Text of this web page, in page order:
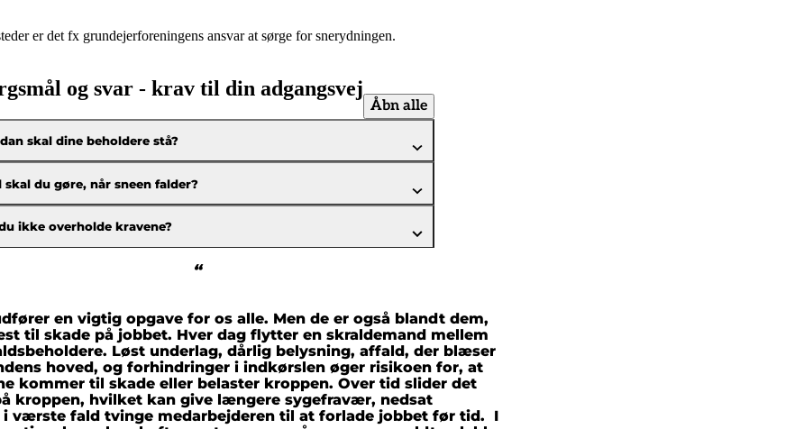
er det fx grundejerforeningens ansvar at sørge for snerydningen.
og svar - krav til din adgangsvej
Åbn alle
skal dine beholdere stå?
skal du gøre, når sneen falder?
ikke overholde kravene?
“
en vigtig opgave for os alle. Men de er også blandt dem,
til skade på jobbet. Hver dag flytter en skraldemand mellem
Løst underlag, dårlig belysning, affald, der blæser
hoved, og forhindringer i indkørslen øger risikoen for, at
kommer til skade eller belaster kroppen. Over tid slider det
kroppen, hvilket kan give længere sygefravær, nedsat
i værste fald tvinge medarbejderen til at forlade jobbet før tid. I